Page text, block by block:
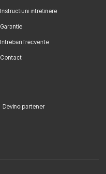
Instructiuni intretinere
Garantie
Intrebari frecvente
Contact
Devino partener